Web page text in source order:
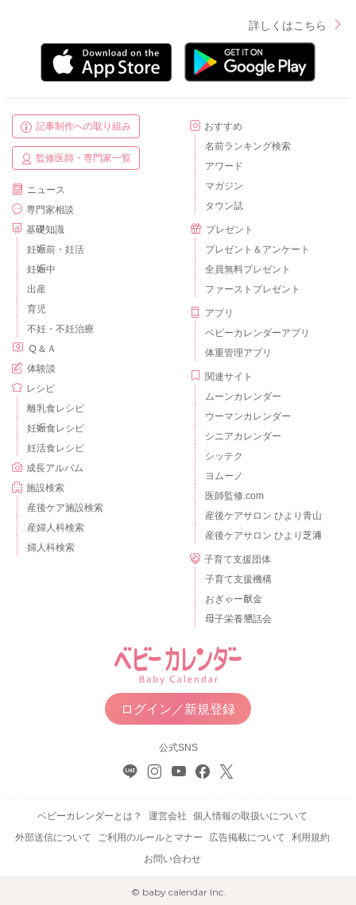
詳しくはこちら
記事制作への取り組み
監修医師・専門家一覧
ニュース
専門家相談
基礎知識
妊娠前・妊活
妊娠中
出産
育児
不妊・不妊治療
Ｑ＆Ａ
体験談
レシピ
離乳食レシピ
妊娠食レシピ
妊活食レシピ
成長アルバム
施設検索
産後ケア施設検索
産婦人科検索
婦人科検索
おすすめ
名前ランキング検索
アワード
マガジン
タウン誌
プレゼント
プレゼント＆アンケート
全員無料プレゼント
ファーストプレゼント
アプリ
ベビーカレンダーアプリ
体重管理アプリ
関連サイト
ムーンカレンダー
ウーマンカレンダー
シニアカレンダー
シッテク
ヨムーノ
医師監修.com
産後ケアサロン ひより青山
産後ケアサロン ひより芝浦
子育て支援団体
子育て支援機構
おぎゃー献金
母子栄養懇話会
ログイン／新規登録
公式SNS
ベビーカレンダーとは？ 運営会社
個人情報の取扱いについて
外部送信について
ご利用のルールとマナー 広告掲載について
利用規約
お問い合わせ
© baby calendar Inc.